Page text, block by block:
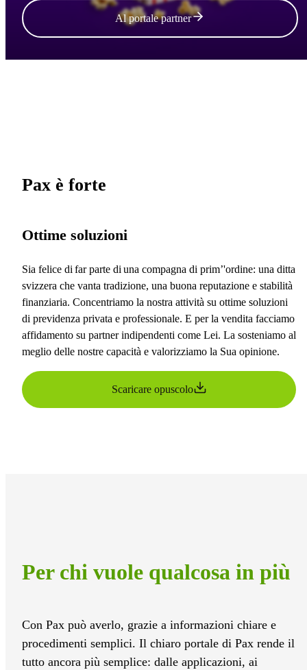
Al portale partner
Pax è forte
Ottime soluzioni
Sia felice di far parte di una compagna di prim’'ordine: una ditta
svizzera che vanta tradizione, una buona reputazione e stabilità
finanziaria. Concentriamo la nostra attività su ottime soluzioni
di previdenza privata e professionale. E per la vendita facciamo
affidamento su partner indipendenti come Lei. La sosteniamo al
meglio delle nostre capacità e valorizziamo la Sua opinione.
Scaricare opuscolo
Per chi vuole qualcosa in più
Con Pax può averlo, grazie a informazioni chiare e
procedimenti semplici. Il chiaro portale di Pax rende il
tutto ancora più semplice: dalle applicazioni, ai